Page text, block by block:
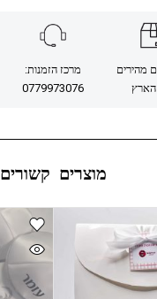
מהירים
הארץ
מרכז הזמנות:
0779973076
מוצרים קשורים